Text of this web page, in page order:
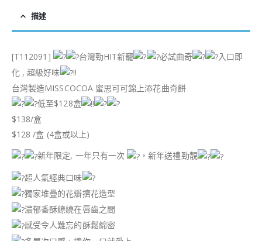
描述
[T112091] 台灣勁HIT新竉 必試曲奇
入口即
化 , 超級好味
!!
台灣製造MISSCOCOA 蜜思可可錦上添花曲奇餅
低至$128盒
$138/盒
$128 /盒 (4盒或以上)
新年限定, 一年只有一次
，新年送禮勁靚
超人氣經典口味
獨家堆疊的花瓣擠花造型
濃郁香酥繚繞在唇齒之間
感受令人難忘的酥鬆綿密